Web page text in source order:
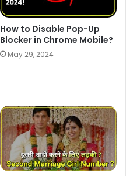
How to Disable Pop-Up
Blocker in Chrome Mobile?
May 29, 2024